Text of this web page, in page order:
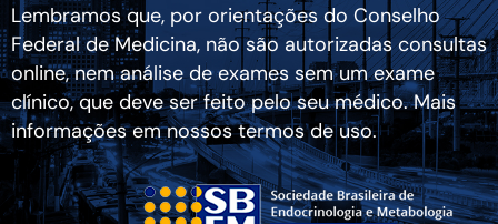
Lembramos que, por orientações do Conselho
Federal de Medicina, não são autorizadas consultas
online, nem análise de exames sem um exame
clínico, que deve ser feito pelo seu médico. Mais
informações em nossos termos de uso.